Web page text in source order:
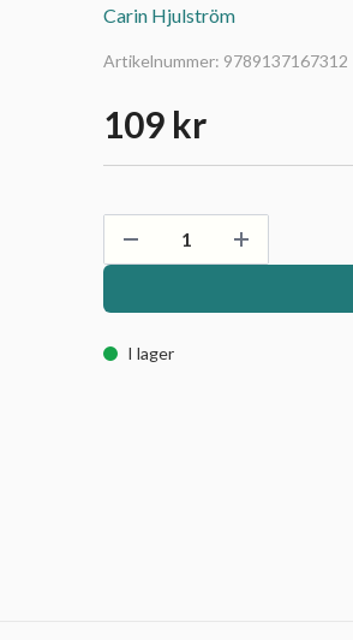
Carin Hjulström
Artikelnummer: 9789137167312
109 kr
I lager